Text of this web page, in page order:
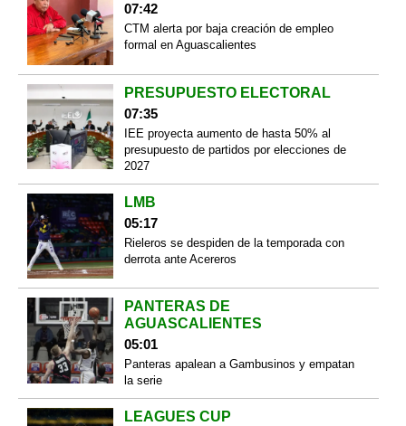
07:42
CTM alerta por baja creación de empleo
formal en Aguascalientes
PRESUPUESTO ELECTORAL
07:35
IEE proyecta aumento de hasta 50% al
presupuesto de partidos por elecciones de
2027
LMB
05:17
Rieleros se despiden de la temporada con
derrota ante Acereros
PANTERAS DE
AGUASCALIENTES
05:01
Panteras apalean a Gambusinos y empatan
la serie
LEAGUES CUP